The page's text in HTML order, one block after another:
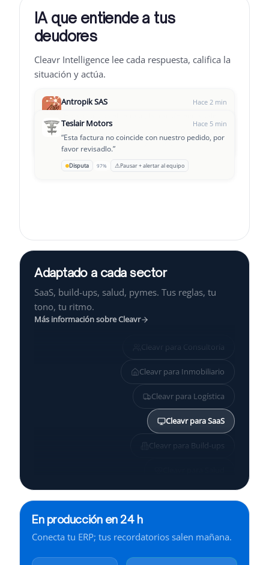
IA que entiende a tus
deudores
Cleavr Intelligence lee cada respuesta, califica la
situación y actúa.
Antropik SAS Hace 2 min
hoy.”
Teslair Motors Hace 5 min
“Esta factura no coincide con nuestro pedido, por
favor revisadlo.”
Disputa 97% ⚠Pausar + alertar al equipo
Leclair Group Hace 8 min
¿podemos establecer un plan de pago?
Adaptado a cada sector
SaaS, build-ups, salud, pymes. Tus reglas, tu
tono, tu ritmo.
Más información sobre Cleavr
Cleavr para Consultoría
Cleavr para Inmobiliario
Cleavr para Logística
Cleavr paraSaaS
Cleavr para Build-ups
Cleavr para Finanzas
En producción en 24 h
Conecta tu ERP; tus recordatorios salen mañana.